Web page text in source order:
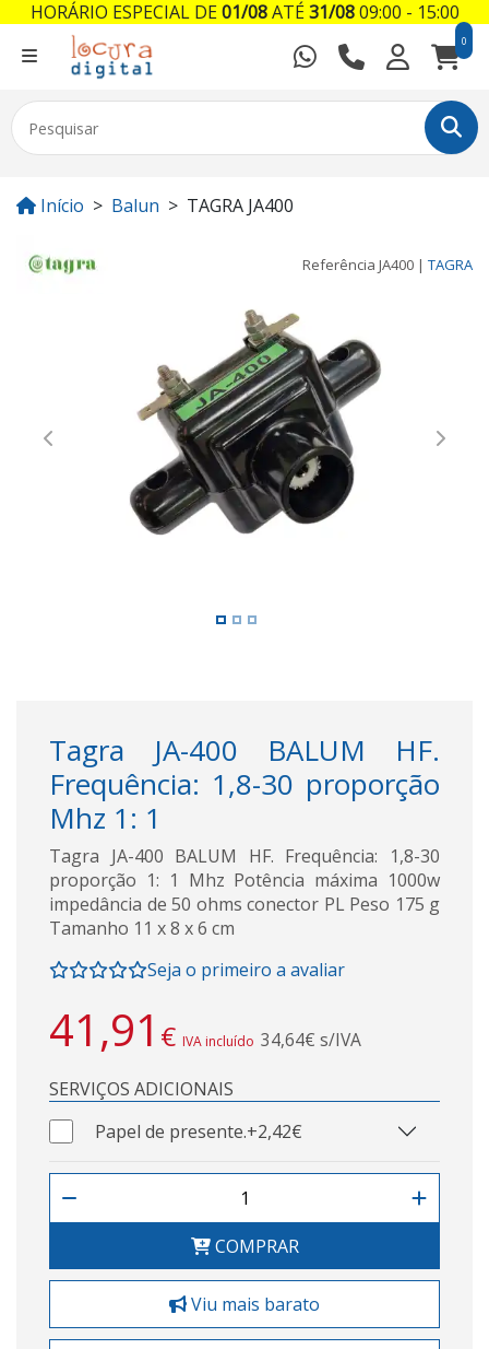
0
Início Balun TAGRA JA400
Referência JA400 | TAGRA
Previous Next
Tagra JA-400 BALUM HF.
Frequência: 1,8-30 proporção
Mhz 1: 1
Tagra JA-400 BALUM HF. Frequência: 1,8-30
proporção 1: 1 Mhz Potência máxima 1000w
impedância de 50 ohms conector PL Peso 175 g
Tamanho 11 x 8 x 6 cm
Seja o primeiro a avaliar
41,91 € IVA incluído 34,64€ s/IVA
SERVIÇOS ADICIONAIS
Papel de presente.+2,42€
COMPRAR
Viu mais barato
HORÁRIO ESPECIAL DE01/08ATÉ31/0809:00 - 15:00